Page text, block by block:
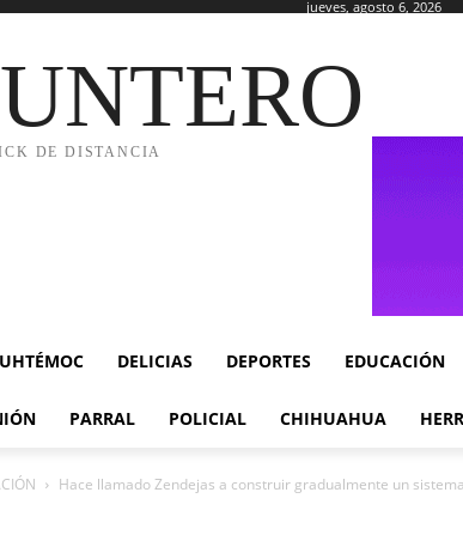
jueves, agosto 6, 2026
DE DISTANCIA
DELICIAS DEPORTES EDUCACIÓN
PARRAL POLICIAL CHIHUAHUA
Hace llamado Zendejas a construir gradualmente un